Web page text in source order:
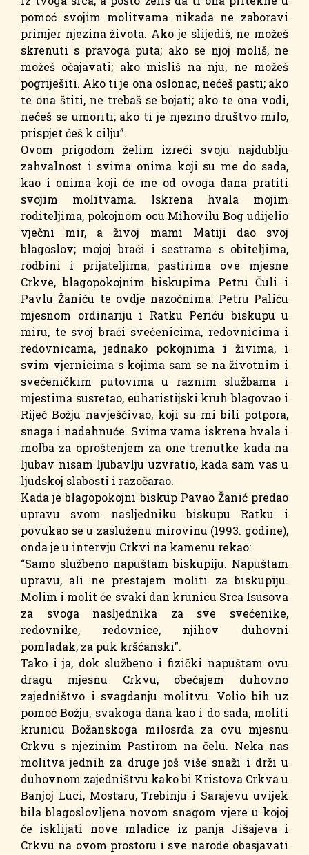
pomoć svojim molitvama nikada ne zaboravi
primjer njezina života. Ako je slijediš, ne možeš
skrenuti s pravoga puta; ako se njoj moliš, ne
možeš očajavati; ako misliš na nju, ne možeš
pogriješiti. Ako ti je ona oslonac, nećeš pasti; ako
te ona štiti, ne trebaš se bojati; ako te ona vodi,
nećeš se umoriti; ako ti je njezino društvo milo,
prispjet ćeš k cilju”.
Ovom prigodom želim izreći svoju najdublju
zahvalnost i svima onima koji su me do sada,
kao i onima koji će me od ovoga dana pratiti
svojim molitvama. Iskrena hvala mojim
roditeljima, pokojnom ocu Mihovilu Bog udijelio
vječni mir, a živoj mami Matiji dao svoj
blagoslov; mojoj braći i sestrama s obiteljima,
rodbini i prijateljima, pastirima ove mjesne
Crkve, blagopokojnim biskupima Petru Čuli i
Pavlu Žaniću te ovdje nazočnima: Petru Paliću
mjesnom ordinariju i Ratku Periću biskupu u
miru, te svoj braći svećenicima, redovnicima i
redovnicama, jednako pokojnima i živima, i
svim vjernicima s kojima sam se na životnim i
svećeničkim putovima u raznim službama i
mjestima susretao, euharistijski kruh blagovao i
Riječ Božju navješćivao, koji su mi bili potpora,
snaga i nadahnuće. Svima vama iskrena hvala i
molba za oproštenjem za one trenutke kada na
ljubav nisam ljubavlju uzvratio, kada sam vas u
ljudskoj slabosti i razočarao.
Kada je blagopokojni biskup Pavao Žanić predao
upravu svom nasljedniku biskupu Ratku i
povukao se u zasluženu mirovinu (1993. godine),
onda je u intervju Crkvi na kamenu rekao:
“Samo službeno napuštam biskupiju. Napuštam
upravu, ali ne prestajem moliti za biskupiju.
Molim i molit će svaki dan krunicu Srca Isusova
za svoga nasljednika za sve svećenike,
redovnike, redovnice, njihov duhovni
pomladak, za puk kršćanski”.
Tako i ja, dok službeno i fizički napuštam ovu
dragu mjesnu Crkvu, obećajem duhovno
zajedništvo i svagdanju molitvu. Volio bih uz
pomoć Božju, svakoga dana kao i do sada, moliti
krunicu Božanskoga milosrđa za ovu mjesnu
Crkvu s njezinim Pastirom na čelu. Neka nas
molitva jednih za druge još više snaži i drži u
duhovnom zajedništvu kako bi Kristova Crkva u
Banjoj Luci, Mostaru, Trebinju i Sarajevu uvijek
bila blagoslovljena novom snagom vjere u kojoj
će isklijati nove mladice iz panja Jišajeva i
Crkvu na ovom prostoru i sve narode obasjavati